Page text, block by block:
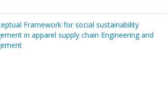
Framework for social sustainability
in apparel supply chain Engineering and